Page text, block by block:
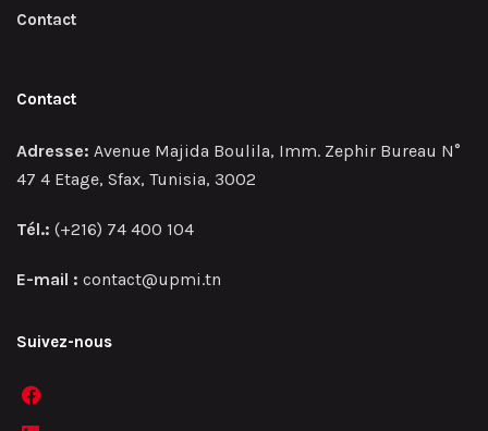
Contact
Contact
Adresse: Avenue Majida Boulila, Imm. Zephir Bureau N°
47 4 Etage, Sfax, Tunisia, 3002
Tél.: (+216) 74 400 104
E-mail : contact@upmi.tn
Suivez-nous